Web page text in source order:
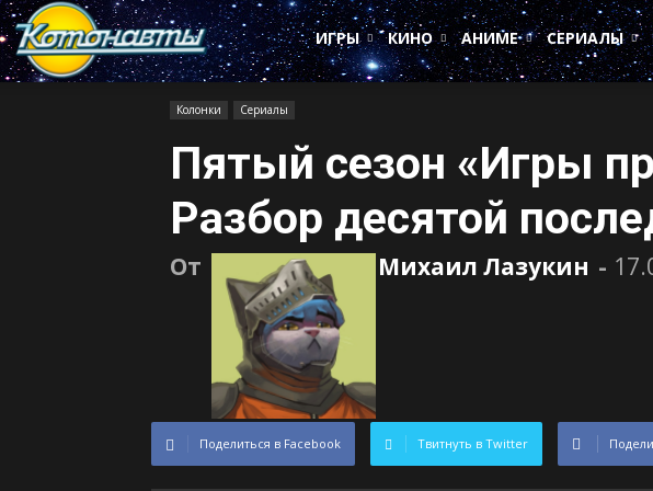
Котонавты
ИГРЫ
КИНО АНИМЕ СЕРИАЛЫ
Колонки Сериалы
Пятый сезон «Игры
Разбор десятой
От Михаил Лазукин -
Поделиться в Facebook Твитнуть в Twitter